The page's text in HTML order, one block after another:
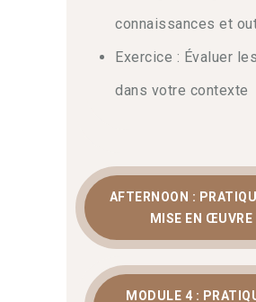
connaissances et
Exercice : Évaluer
dans votre contexte
AFTERNOON :
MISE EN ŒUVRE
MODULE 4 :